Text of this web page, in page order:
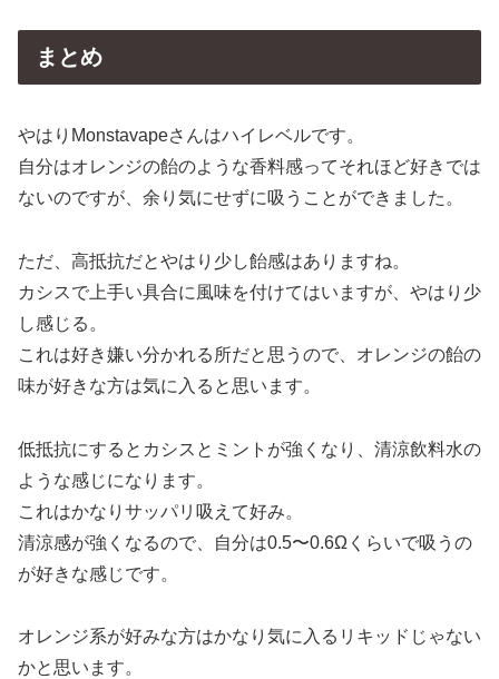
まとめ
やはりMonstavapeさんはハイレベルです。
自分はオレンジの飴のような香料感ってそれほど好きでは
ないのですが、余り気にせずに吸うことができました。
ただ、高抵抗だとやはり少し飴感はありますね。
カシスで上手い具合に風味を付けてはいますが、やはり少
し感じる。
これは好き嫌い分かれる所だと思うので、オレンジの飴の
味が好きな方は気に入ると思います。
低抵抗にするとカシスとミントが強くなり、清涼飲料水の
ような感じになります。
これはかなりサッパリ吸えて好み。
清涼感が強くなるので、自分は0.5〜0.6Ωくらいで吸うの
が好きな感じです。
オレンジ系が好みな方はかなり気に入るリキッドじゃない
かと思います。